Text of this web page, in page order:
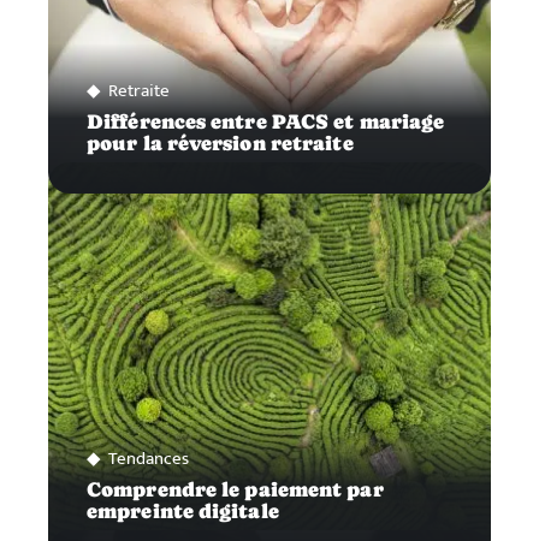
Retraite
Différences entre PACS et mariage
pour la réversion retraite
Tendances
Comprendre le paiement par
empreinte digitale